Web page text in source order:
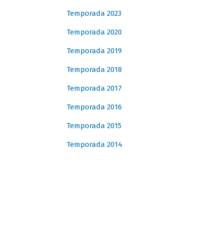
Temporada 2023
Temporada 2020
Temporada 2019
Temporada 2018
Temporada 2017
Temporada 2016
Temporada 2015
Temporada 2014